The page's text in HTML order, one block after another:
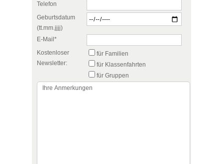
Telefon
Geburtsdatum
(tt.mm.jjjj)
E-Mail*
Kostenloser
Newsletter:
für Familien
für Klassenfahrten
für Gruppen